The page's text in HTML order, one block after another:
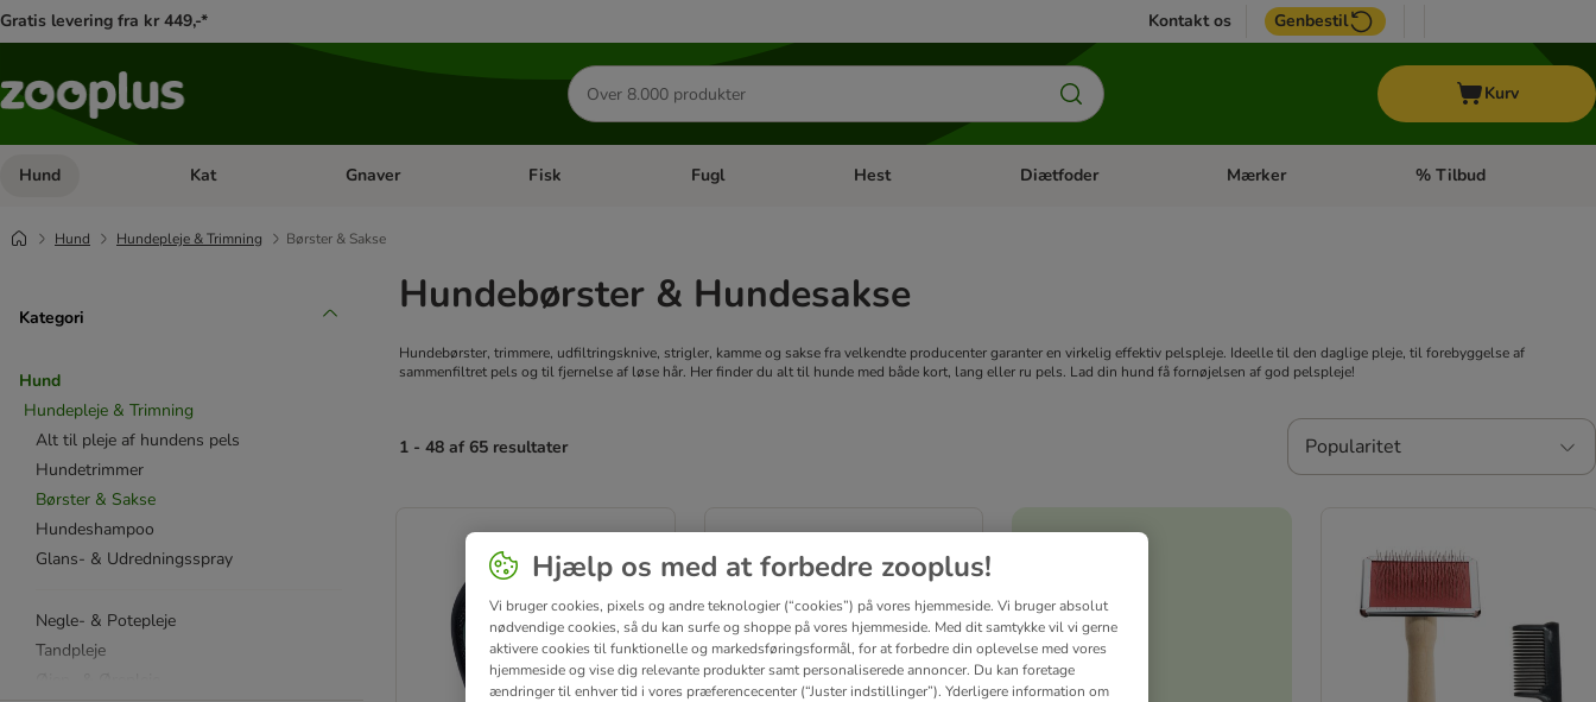
Gratis levering fra kr 449,-* Kontakt os Genbestil
Søg
efter
produkter
Kurv
Hund Åben kategori menu: Hund
Kat Åben kategori menu: Kat
Gnaver Åben kategori menu: Gnaver
Fisk Åben kategori menu: Fisk
Fugl Åben kategori menu: Fugl
Hest Åben kategori menu: Hest
Diætfoder Åben kategori menu: Diætfoder
Mærker Åben kategori menu:
% Tilbud
Hund Hundepleje & Trimning Børster & Sakse
Kategori
Hund
Hundepleje & Trimning
Alt til pleje af hundens pels
Hundetrimmer
Børster & Sakse
Hundeshampoo
Glans- & Udredningsspray
Negle- & Potepleje
Tandpleje
Hundebørster & Hundesakse
Hundebørster, trimmere, udfiltringsknive, strigler, kamme og sakse fra velkendte producenter garanter en virkelig effektiv pelspleje. Ideelle til den daglige pleje, til forebyggelse af
sammenfiltret pels og til fjernelse af løse hår. Her finder du alt til hunde med både kort, lang eller ru pels. Lad din hund få fornøjelsen af god pelspleje!
1 - 48 af 65 resultater Popularitet
Hjælp os med at forbedre zooplus!
Vi bruger cookies, pixels og andre teknologier (“cookies”) på vores hjemmeside. Vi bruger absolut
nødvendige cookies, så du kan surfe og shoppe på vores hjemmeside. Med dit samtykke vil vi gerne
aktivere cookies til funktionelle og markedsføringsformål, for at forbedre din oplevelse med vores
hjemmeside og vise dig relevante produkter samt personaliserede annoncer. Du kan foretage
ændringer til enhver tid i vores præferencecenter (“Juster indstillinger”). Yderligere information om